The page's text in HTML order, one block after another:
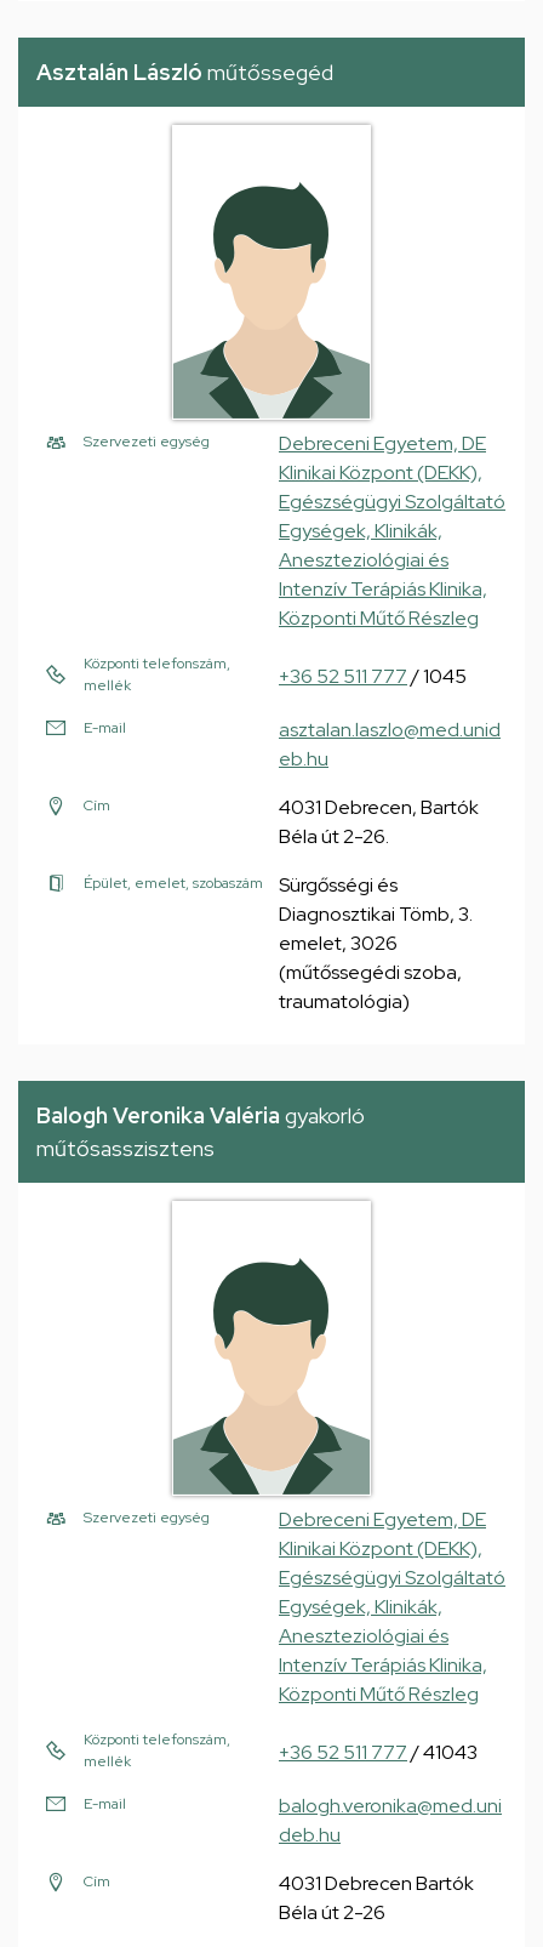
Asztalán László műtőssegéd
Szervezeti egység
Debreceni Egyetem, DE
Klinikai Központ (DEKK),
Egészségügyi Szolgáltató
Egységek, Klinikák,
Aneszteziológiai és
Intenzív Terápiás Klinika,
Központi Műtő Részleg
Központi telefonszám,
mellék
+36 52 511 777/ 1045
E-mail
asztalan.laszlo@med.unid
eb.hu
Cím
4031 Debrecen, Bartók
Béla út 2-26.
Épület, emelet, szobaszám
Sürgősségi és
Diagnosztikai Tömb, 3.
emelet, 3026
(műtőssegédi szoba,
traumatológia)
Balogh Veronika Valéria gyakorló
műtősasszisztens
Szervezeti egység
Debreceni Egyetem, DE
Klinikai Központ (DEKK),
Egészségügyi Szolgáltató
Egységek, Klinikák,
Aneszteziológiai és
Intenzív Terápiás Klinika,
Központi Műtő Részleg
Központi telefonszám,
mellék
+36 52 511 777/ 41043
E-mail
balogh.veronika@med.uni
deb.hu
Cím
4031 Debrecen Bartók
Béla út 2-26